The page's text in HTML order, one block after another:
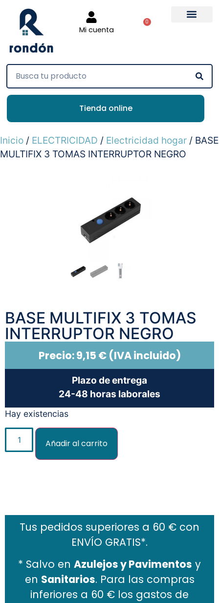
Mi cuenta
0
Tienda online
Inicio / ELECTRICIDAD / Electricidad hogar / BASE
MULTIFIX 3 TOMAS INTERRUPTOR NEGRO
BASE MULTIFIX 3 TOMAS
INTERRUPTOR NEGRO
Precio:9,15 €(IVA incluido)
Plazo de entrega
24-48 horas laborales
Hay existencias
Añadir al carrito
Tus pedidos superiores a 60 € con
ENVÍO GRATIS*.
* Salvo en Azulejos y Pavimentos y
en Sanitarios. Para las compras
inferiores a 60 € los gastos de